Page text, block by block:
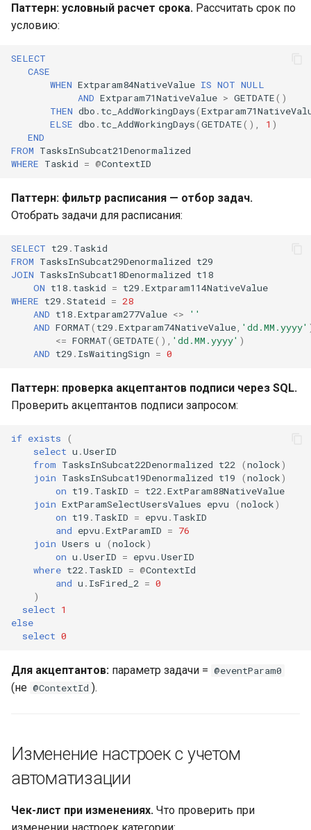
Паттерн: условный расчет срока. Рассчитать срок по
условию:
SELECT
CASE
WHEN Extparam84NativeValue IS NOT NULL
AND Extparam71NativeValue > GETDATE()
THEN dbo . tc_AddWorkingDays(
ELSE dbo . tc_AddWorkingDays(GETDATE(), 1 )
END
FROM TasksInSubcat21Denormalized
WHERE Taskid = @ContextID
Паттерн: фильтр расписания — отбор задач.
Отобрать задачи для расписания:
SELECT t29 . Taskid
FROM TasksInSubcat29Denormalized t29
JOIN TasksInSubcat18Denormalized t18
ON t18. taskid = t29 .Extparam114NativeValue
WHERE t29 .Stateid = 28
AND t18.Extparam277Value <>
''
AND FORMAT( t29 .Extparam74NativeValue, 'dd.MM.yyyy'
<= FORMAT(GETDATE(), 'dd.MM.yyyy' )
AND t29 . IsWaitingSign = 0
Паттерн: проверка акцептантов подписи через SQL.
Проверить акцептантов подписи запросом:
if exists
(
select u .UserID
from TasksInSubcat22Denormalized t22 (nolock)
join TasksInSubcat19Denormalized t19 (nolock)
on t19 . TaskID = t22.ExtParam88NativeValue
join ExtParamSelectUsersValues epvu (nolock)
on t19 . TaskID = epvu . TaskID
and epvu .ExtParamID = 76
join Users u (nolock)
on u .UserID = epvu .UserID
where t22. TaskID = @ContextId
and u . IsFired_2 = 0
)
select 1
else
select 0
Для акцептантов: параметр задачи = @eventParam0
(не @ContextId ).
Изменение настроек с учетом
автоматизации
Чек-лист при изменениях. Что проверить при